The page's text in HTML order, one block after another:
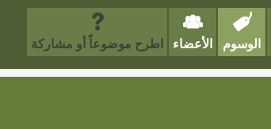
الوسوم الأعضاء اطرح موضوعاً أو مشاركة